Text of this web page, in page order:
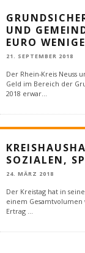
UND
EURO
21. SEPTEMBER 2018
Der Rhein-Kreis Neuss
Geld im Bereich der
2018 erwar
SOZIALEN,
24. MÄRZ 2018
Der Kreistag hat in
einem Gesamtvolumen
Ertrag